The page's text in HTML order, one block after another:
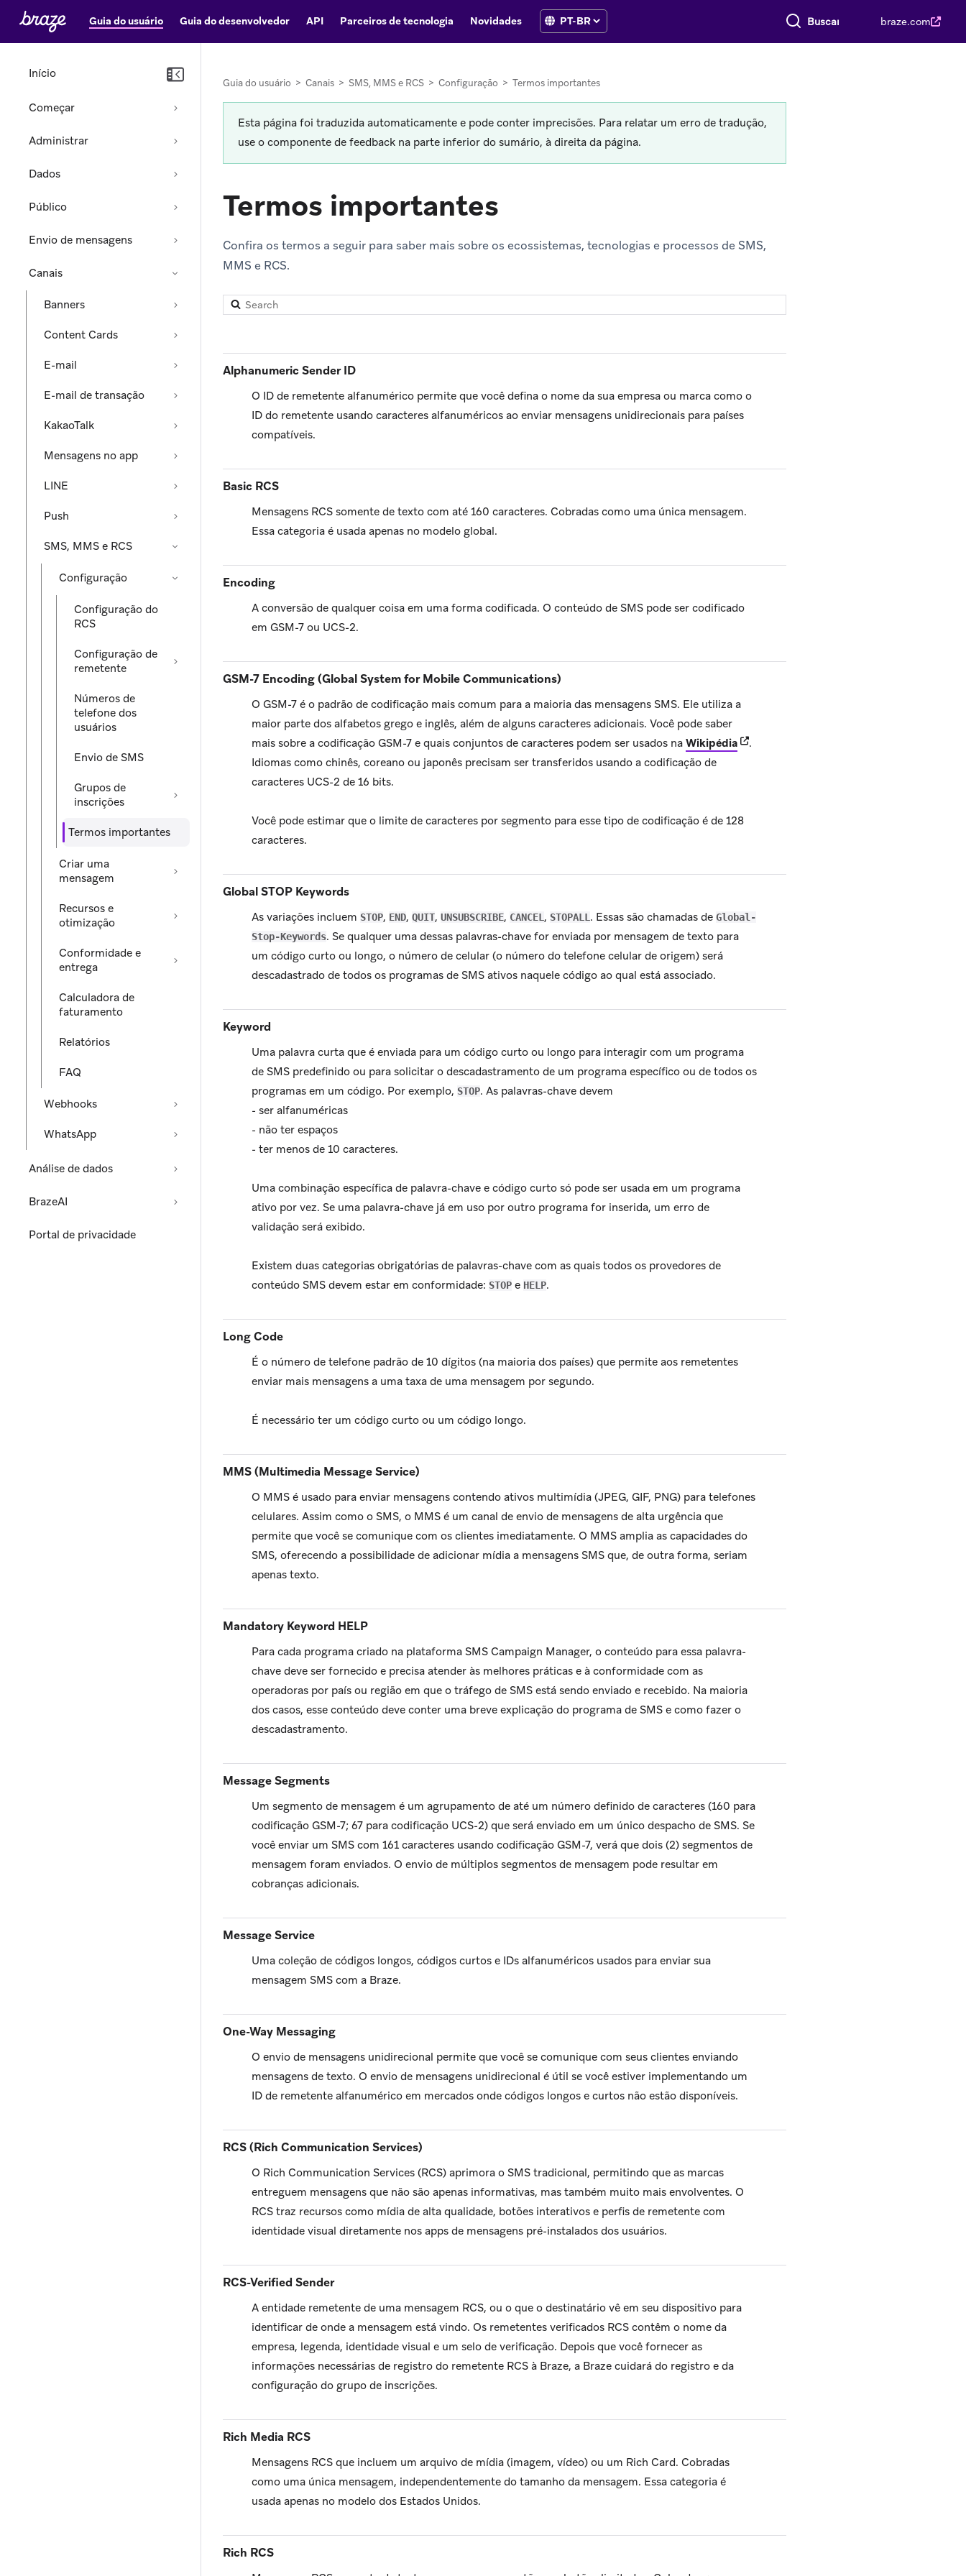
Guia do usuário Guia do desenvolvedor API Parceiros de tecnologia Novidades Buscar tudo braze.com
Início
Começar
Administrar
Dados
Público
Envio de mensagens
Canais
Banners
Content Cards
E-mail
E-mail de transação
KakaoTalk
Mensagens no app
LINE
Push
SMS, MMS e RCS
Configuração
Configuração do
RCS
Configuração de
remetente
Números de
telefone dos
usuários
Envio de SMS
Grupos de
inscrições
Termos importantes
Criar uma
mensagem
Recursos e
otimização
Conformidade e
entrega
Calculadora de
faturamento
Relatórios
FAQ
Webhooks
WhatsApp
Análise de dados
BrazeAI
Portal de privacidade
Guia do usuário > Canais > SMS, MMS e RCS > Configuração > Termos importantes
Esta página foi traduzida automaticamente e pode conter imprecisões. Para relatar um erro de tradução,
use o componente de feedback na parte inferior do sumário, à direita da página.
Termos importantes
Confira os termos a seguir para saber mais sobre os ecossistemas, tecnologias e processos de SMS,
MMS e RCS.
Search glossary
Results update automatically as you type.
Alphanumeric Sender ID
O ID de remetente alfanumérico permite que você defina o nome da sua empresa ou marca como o
ID do remetente usando caracteres alfanuméricos ao enviar mensagens unidirecionais para países
compatíveis.
Basic RCS
Mensagens RCS somente de texto com até 160 caracteres. Cobradas como uma única mensagem.
Essa categoria é usada apenas no modelo global.
Encoding
A conversão de qualquer coisa em uma forma codificada. O conteúdo de SMS pode ser codificado
em GSM-7 ou UCS-2.
GSM-7 Encoding (Global System for Mobile Communications)
O GSM-7 é o padrão de codificação mais comum para a maioria das mensagens SMS. Ele utiliza a
maior parte dos alfabetos grego e inglês, além de alguns caracteres adicionais. Você pode saber
mais sobre a codificação GSM-7 e quais conjuntos de caracteres podem ser usados na Wikipédia(opens in new tab)
.
Idiomas como chinês, coreano ou japonês precisam ser transferidos usando a codificação de
caracteres UCS-2 de 16 bits.
Você pode estimar que o limite de caracteres por segmento para esse tipo de codificação é de 128
caracteres.
Global STOP Keywords
As variações incluem STOP, END, QUIT, UNSUBSCRIBE, CANCEL , STOPALL . Essas são chamadas de Global-
Stop-Keywords. Se qualquer uma dessas palavras-chave for enviada por mensagem de texto para
um código curto ou longo, o número de celular (o número do telefone celular de origem) será
descadastrado de todos os programas de SMS ativos naquele código ao qual está associado.
Keyword
Uma palavra curta que é enviada para um código curto ou longo para interagir com um programa
de SMS predefinido ou para solicitar o descadastramento de um programa específico ou de todos os
programas em um código. Por exemplo, STOP. As palavras-chave devem
- ser alfanuméricas
- não ter espaços
- ter menos de 10 caracteres.
Uma combinação específica de palavra-chave e código curto só pode ser usada em um programa
ativo por vez. Se uma palavra-chave já em uso por outro programa for inserida, um erro de
validação será exibido.
Existem duas categorias obrigatórias de palavras-chave com as quais todos os provedores de
conteúdo SMS devem estar em conformidade: STOP e HELP.
Long Code
É o número de telefone padrão de 10 dígitos (na maioria dos países) que permite aos remetentes
enviar mais mensagens a uma taxa de uma mensagem por segundo.
É necessário ter um código curto ou um código longo.
MMS (Multimedia Message Service)
O MMS é usado para enviar mensagens contendo ativos multimídia (JPEG, GIF, PNG) para telefones
celulares. Assim como o SMS, o MMS é um canal de envio de mensagens de alta urgência que
permite que você se comunique com os clientes imediatamente. O MMS amplia as capacidades do
SMS, oferecendo a possibilidade de adicionar mídia a mensagens SMS que, de outra forma, seriam
apenas texto.
Mandatory Keyword HELP
Para cada programa criado na plataforma SMS Campaign Manager, o conteúdo para essa palavra-
chave deve ser fornecido e precisa atender às melhores práticas e à conformidade com as
operadoras por país ou região em que o tráfego de SMS está sendo enviado e recebido. Na maioria
dos casos, esse conteúdo deve conter uma breve explicação do programa de SMS e como fazer o
descadastramento.
Message Segments
Um segmento de mensagem é um agrupamento de até um número definido de caracteres (160 para
codificação GSM-7; 67 para codificação UCS-2) que será enviado em um único despacho de SMS. Se
você enviar um SMS com 161 caracteres usando codificação GSM-7, verá que dois (2) segmentos de
mensagem foram enviados. O envio de múltiplos segmentos de mensagem pode resultar em
cobranças adicionais.
Message Service
Uma coleção de códigos longos, códigos curtos e IDs alfanuméricos usados para enviar sua
mensagem SMS com a Braze.
One-Way Messaging
O envio de mensagens unidirecional permite que você se comunique com seus clientes enviando
mensagens de texto. O envio de mensagens unidirecional é útil se você estiver implementando um
ID de remetente alfanumérico em mercados onde códigos longos e curtos não estão disponíveis.
RCS (Rich Communication Services)
O Rich Communication Services (RCS) aprimora o SMS tradicional, permitindo que as marcas
entreguem mensagens que não são apenas informativas, mas também muito mais envolventes. O
RCS traz recursos como mídia de alta qualidade, botões interativos e perfis de remetente com
identidade visual diretamente nos apps de mensagens pré-instalados dos usuários.
RCS-Verified Sender
A entidade remetente de uma mensagem RCS, ou o que o destinatário vê em seu dispositivo para
identificar de onde a mensagem está vindo. Os remetentes verificados RCS contêm o nome da
empresa, legenda, identidade visual e um selo de verificação. Depois que você fornecer as
informações necessárias de registro do remetente RCS à Braze, a Braze cuidará do registro e da
configuração do grupo de inscrições.
Rich Media RCS
Mensagens RCS que incluem um arquivo de mídia (imagem, vídeo) ou um Rich Card. Cobradas
como uma única mensagem, independentemente do tamanho da mensagem. Essa categoria é
usada apenas no modelo dos Estados Unidos.
Rich RCS